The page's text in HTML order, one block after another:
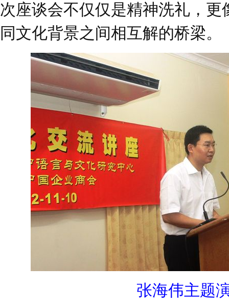
次座谈会不仅仅是精神洗礼，
同文化背景之间相互解的桥梁。
张海伟主题